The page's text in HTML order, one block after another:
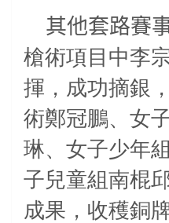
其他套路賽
槍術項目中李
揮，成功摘銀
術鄭冠鵬、女
琳、女子少年
子兒童組南棍
成果，收穫銅